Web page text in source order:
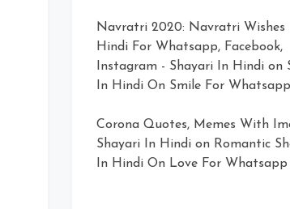
Navratri 2020: Navratri Wishes
Hindi For Whatsapp, Facebook,
Instagram - Shayari In Hindi on
In Hindi On Smile For Whatsapp
Corona Quotes, Memes With
Shayari In Hindi on Romantic
In Hindi On Love For